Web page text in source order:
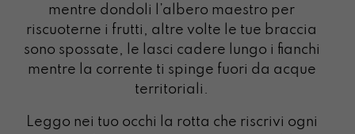
mentre dondoli l’albero maestro per
riscuoterne i frutti, altre volte le tue braccia
sono spossate, le lasci cadere lungo i fianchi
mentre la corrente ti spinge fuori da acque
territoriali.
Leggo nei tuo occhi la rotta che riscrivi ogni